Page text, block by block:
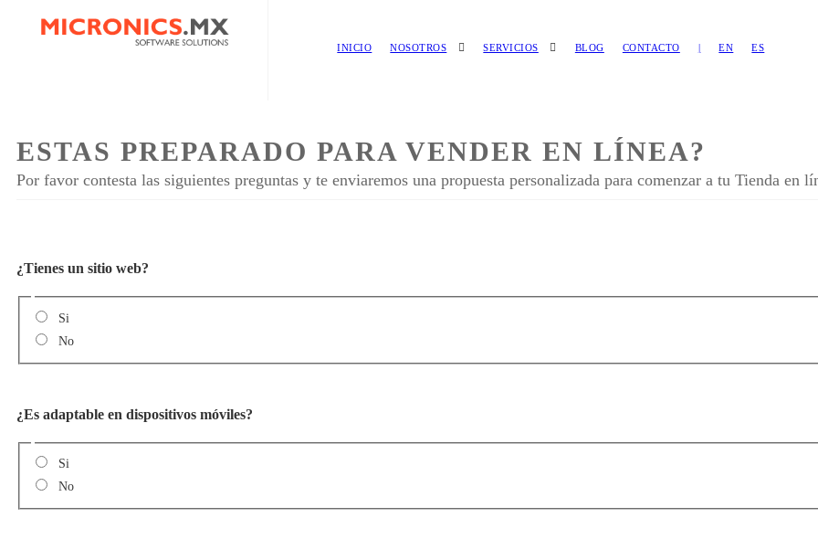
INICIO NOSOTROS SERVICIOS BLOG CONTACTO | EN ES
ESTAS PREPARADO PARA VENDER EN LÍNEA?
Por favor contesta las siguientes preguntas y te enviaremos una propuesta personalizada para comenzar a tu Tienda en
¿Tienes un sitio web?
Si
No
¿Es adaptable en dispositivos móviles?
Si
No